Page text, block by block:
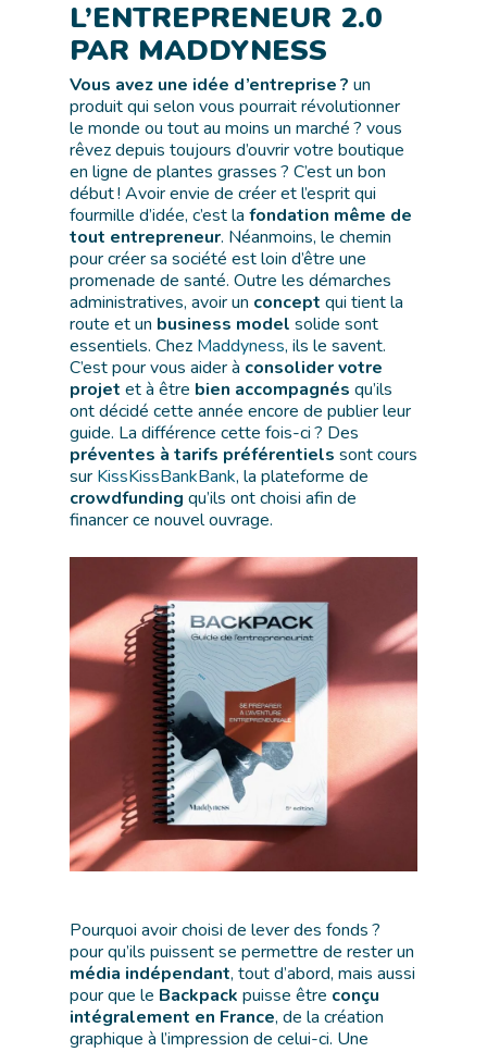
L’ENTREPRENEUR 2.0
PAR MADDYNESS
Vous avez une idée d’entreprise ? un
produit qui selon vous pourrait révolutionner
le monde ou tout au moins un marché ? vous
rêvez depuis toujours d’ouvrir votre boutique
en ligne de plantes grasses ? C’est un bon
début ! Avoir envie de créer et l’esprit qui
fourmille d’idée, c’est la fondation même de
tout entrepreneur. Néanmoins, le chemin
pour créer sa société est loin d’être une
promenade de santé. Outre les démarches
administratives, avoir un concept qui tient la
route et un business model solide sont
essentiels. Chez Maddyness, ils le savent.
C’est pour vous aider à consolider votre
projet et à être bien accompagnés qu’ils
ont décidé cette année encore de publier leur
guide. La différence cette fois-ci ? Des
préventes à tarifs préférentiels sont cours
sur KissKissBankBank, la plateforme de
crowdfunding qu’ils ont choisi afin de
financer ce nouvel ouvrage.
Pourquoi avoir choisi de lever des fonds ?
pour qu’ils puissent se permettre de rester un
média indépendant, tout d’abord, mais aussi
pour que le Backpack puisse être conçu
intégralement en France, de la création
graphique à l’impression de celui-ci. Une